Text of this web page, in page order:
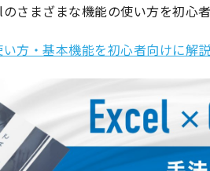
さまざまな機能の使い方を初心
方・基本機能を初心者向けに解